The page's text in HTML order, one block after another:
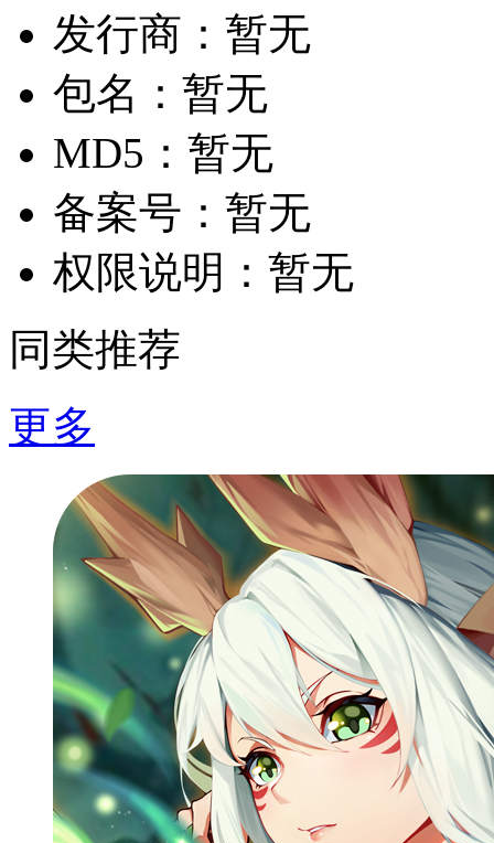
发行商： 暂无
包名： 暂无
MD5： 暂无
备案号： 暂无
权限说明： 暂无
同类推荐
更多